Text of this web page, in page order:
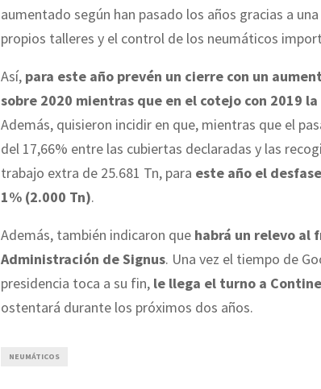
aumentado según han pasado los años gracias a
propios talleres y el control de los neumáticos
Así, para este año prevén un cierre con un
sobre 2020 mientras que en el cotejo con 2019
Además, quisieron incidir en que, mientras que el
del 17,66% entre las cubiertas declaradas y las
trabajo extra de 25.681 Tn, para este año el
1% (2.000 Tn).
Además, también indicaron que habrá un relevo al
Administración de Signus. Una vez el tiempo de
presidencia toca a su fin, le llega el turno a
ostentará durante los próximos dos años.
NEUMÁTICOS